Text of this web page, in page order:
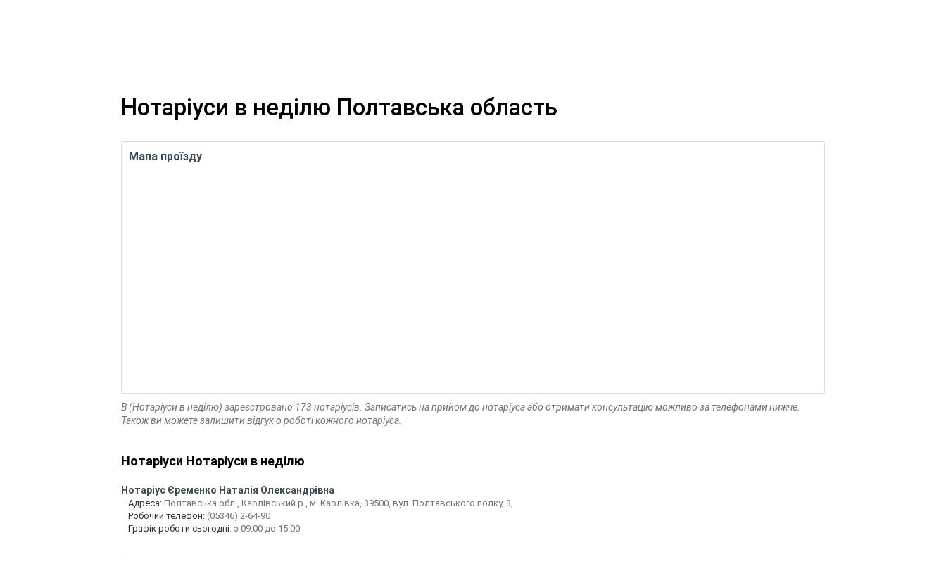
Нотаріуси в неділю Полтавська область
Мапа проїзду
В (Нотаріуси в неділю) зареєстровано 173 нотаріусів. Записатись на прийом до нотаріуса або отримати консультацію можливо за телефонами нижче.
Також ви можете залишити відгук о роботі кожного нотаріуса.
Нотаріуси Нотаріуси в неділю
Нотаріус Єременко Наталія Олександрівна
Адреса: Полтавська обл., Карлівський р., м. Карлівка, 39500, вул. Полтавського полку, 3,
Робочий телефон: (05346) 2-64-90
Графік роботи сьогодні: з 09:00 до 15:00